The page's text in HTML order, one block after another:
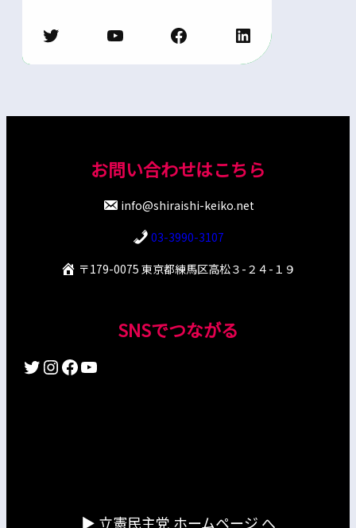
Twitter YouTube Facebook LinkedIn
お問い合わせはこちら
info@shiraishi-keiko.net
03-3990-3107
〒179-0075 東京都練馬区高松３-２４-１９
SNSでつながる
Twitter InstagramFacebook YouTube
▶︎ 立憲民主党 ホームページ へ